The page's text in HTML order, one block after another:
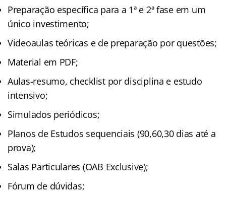
Preparação específica para a 1ª e 2ª fase em um
único investimento;
Videoaulas teóricas e de preparação por questões;
Material em PDF;
Aulas-resumo, checklist por disciplina e estudo
intensivo;
Simulados periódicos;
Planos de Estudos sequenciais (90,60,30 dias até a
prova);
Salas Particulares (OAB Exclusive);
Fórum de dúvidas;